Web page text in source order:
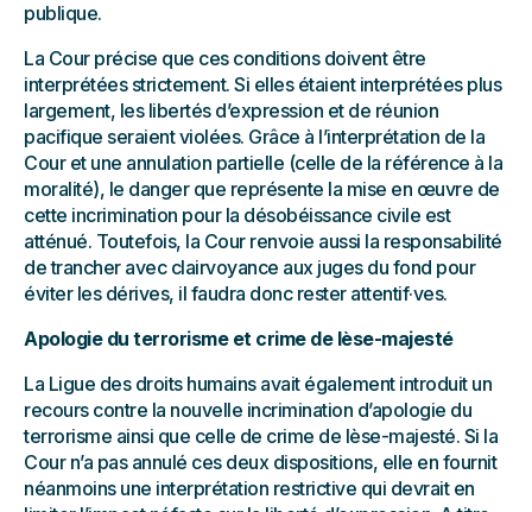
publique.
La Cour précise que ces conditions doivent être
interprétées strictement. Si elles étaient interprétées plus
largement, les libertés d’expression et de réunion
pacifique seraient violées. Grâce à l’interprétation de la
Cour et une annulation partielle (celle de la référence à la
moralité), le danger que représente la mise en œuvre de
cette incrimination pour la désobéissance civile est
atténué. Toutefois, la Cour renvoie aussi la responsabilité
de trancher avec clairvoyance aux juges du fond pour
éviter les dérives, il faudra donc rester attentif·ves.
Apologie du terrorisme et crime de lèse-majesté
La Ligue des droits humains avait également introduit un
recours contre la nouvelle incrimination d’apologie du
terrorisme ainsi que celle de crime de lèse-majesté. Si la
Cour n’a pas annulé ces deux dispositions, elle en fournit
néanmoins une interprétation restrictive qui devrait en